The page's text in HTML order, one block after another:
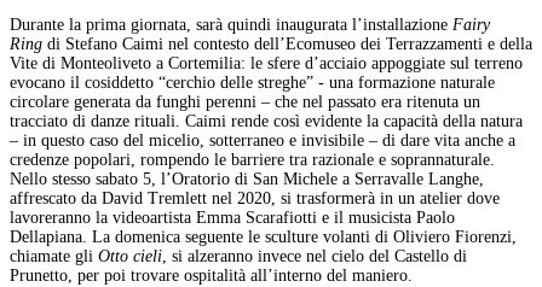
Durante la prima giornata, sarà quindi inaugurata l’installazione Fairy
Ring di Stefano Caimi nel contesto dell’Ecomuseo dei Terrazzamenti e della
Vite di Monteoliveto a Cortemilia: le sfere d’acciaio appoggiate sul terreno
evocano il cosiddetto “cerchio delle streghe” - una formazione naturale
circolare generata da funghi perenni – che nel passato era ritenuta un
tracciato di danze rituali. Caimi rende così evidente la capacità della natura
– in questo caso del micelio, sotterraneo e invisibile – di dare vita anche a
credenze popolari, rompendo le barriere tra razionale e soprannaturale.
Nello stesso sabato 5, l’Oratorio di San Michele a Serravalle Langhe,
affrescato da David Tremlett nel 2020, si trasformerà in un atelier dove
lavoreranno la videoartista Emma Scarafiotti e il musicista Paolo
Dellapiana. La domenica seguente le sculture volanti di Oliviero Fiorenzi,
chiamate gli Otto cieli, si alzeranno invece nel cielo del Castello di
Prunetto, per poi trovare ospitalità all’interno del maniero.